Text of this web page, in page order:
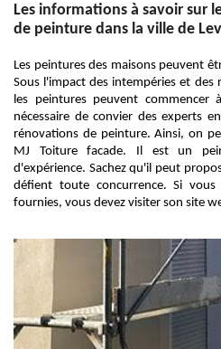
Les informations à savoir sur
de peinture dans la ville de
Les peintures des maisons peuvent
Sous l'impact des intempéries et
les peintures peuvent commencer
nécessaire de convier des experts
rénovations de peinture. Ainsi, on
MJ Toiture facade. Il est un
d'expérience. Sachez qu'il peut
défient toute concurrence. Si
fournies, vous devez visiter son site